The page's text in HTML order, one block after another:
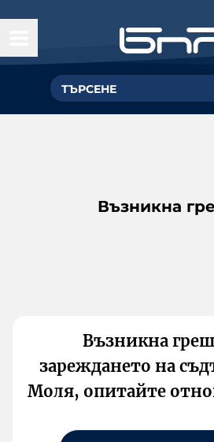
Възникна
Възникна
зареждането на
Моля, опитайте